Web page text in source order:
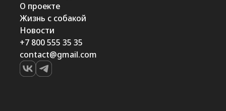
О проекте
Жизнь с собакой
Новости
+7 800 555 35 35
contact@gmail.com